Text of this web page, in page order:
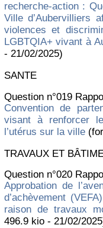
recherche-action :
Ville d’Aubervilliers
violences et
LGBTQIA+ vivant à
- 21/02/2025)
SANTE
Question n°019
Convention de
visant à renforcer
l’utérus sur la ville
TRAVAUX ET
Question n°020
Approbation de
d’achèvement
raison de travaux
496.9 kio - 21/02/